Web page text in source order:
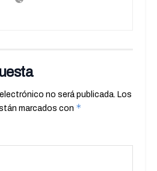
no será publicada. Los
marcados con *